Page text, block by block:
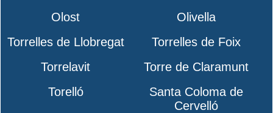
Olost
Olivella
Torrelles de Llobregat
Torrelles de Foix
Torrelavit
Torre de Claramunt
Torelló
Santa Coloma de
Cervelló